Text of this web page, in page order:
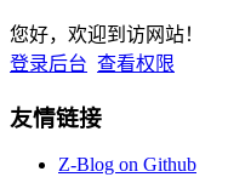
您好，欢迎到访网站！
登录后台 查看权限
友情链接
Z-Blog on Github